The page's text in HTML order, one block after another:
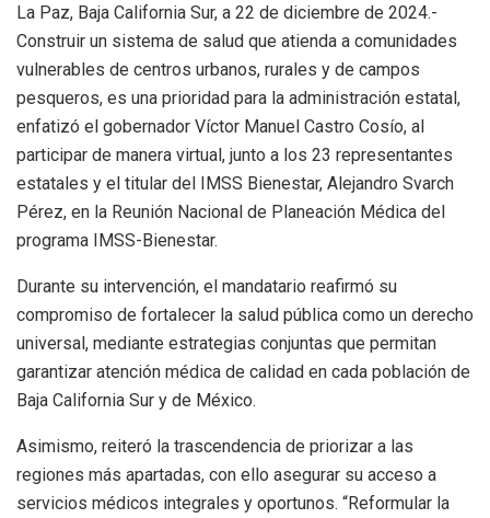
La Paz, Baja California Sur, a 22 de diciembre de 2024.-
Construir un sistema de salud que atienda a comunidades
vulnerables de centros urbanos, rurales y de campos
pesqueros, es una prioridad para la administración estatal,
enfatizó el gobernador Víctor Manuel Castro Cosío, al
participar de manera virtual, junto a los 23 representantes
estatales y el titular del IMSS Bienestar, Alejandro Svarch
Pérez, en la Reunión Nacional de Planeación Médica del
programa IMSS-Bienestar.
Durante su intervención, el mandatario reafirmó su
compromiso de fortalecer la salud pública como un derecho
universal, mediante estrategias conjuntas que permitan
garantizar atención médica de calidad en cada población de
Baja California Sur y de México.
Asimismo, reiteró la trascendencia de priorizar a las
regiones más apartadas, con ello asegurar su acceso a
servicios médicos integrales y oportunos. “Reformular la